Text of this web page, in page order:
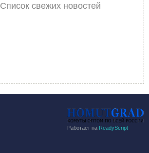
Список свежих новостей
Работает на ReadyScript